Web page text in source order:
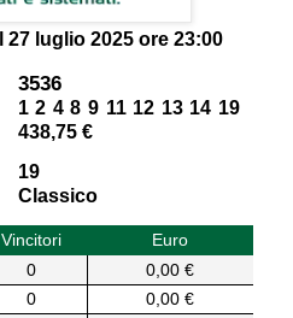
27 luglio 2025 ore 23:00
3536
1 2 4 8 9 11 12 13 14 19
438,75 €
19
Classico
Vincitori
Euro
0
0,00 €
0
0,00 €